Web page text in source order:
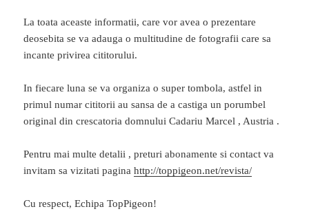
La toata aceaste informatii, care vor avea o prezentare
deosebita se va adauga o multitudine de fotografii care sa
incante privirea cititorului.
In fiecare luna se va organiza o super tombola, astfel in
primul numar cititorii au sansa de a castiga un porumbel
original din crescatoria domnului Cadariu Marcel , Austria .
Pentru mai multe detalii , preturi abonamente si contact va
invitam sa vizitati paginahttp://toppigeon.net/revista/
Cu respect, Echipa TopPigeon!